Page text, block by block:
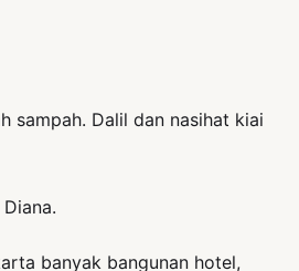
sampah. Dalil dan nasihat kiai
banyak bangunan hotel,